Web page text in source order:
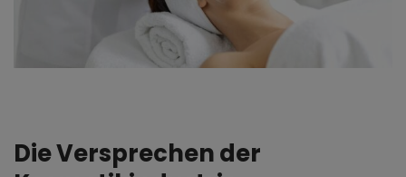
Die Versprechen der